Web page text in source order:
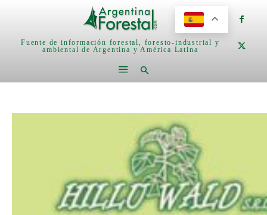
Fuente de información forestal, foresto-industrial y
ambiental de Argentina y América Latina